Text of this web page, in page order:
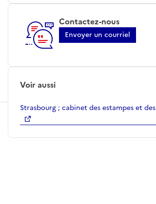
Contactez-nous
Envoyer un courriel
Voir aussi
Strasbourg ; cabinet des estampes et